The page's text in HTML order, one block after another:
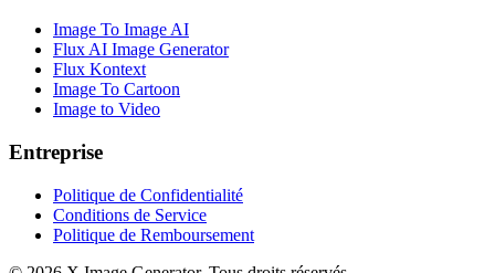
Image To Image AI
Flux AI Image Generator
Flux Kontext
Image To Cartoon
Image to Video
Entreprise
Politique de Confidentialité
Conditions de Service
Politique de Remboursement